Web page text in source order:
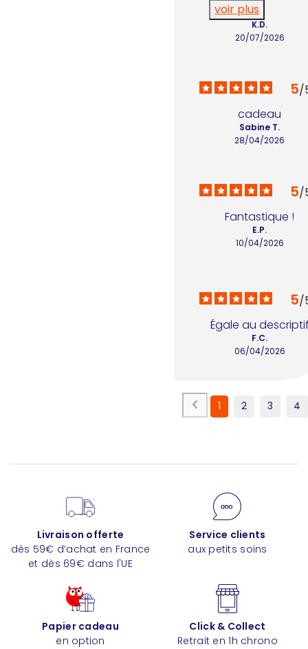
voir plus
20/07/2026
K.D.
5/
cadeau
28/04/2026
Sabine T.
5/
Fantastique !
10/04/2026
E.P.
5/
Égale au
06/04/2026
F.C.
1 2 3 4
Livraison offerte
dès 59€ d’achat en France
et dès 69€ dans l'UE
Service clients
aux petits soins
Papier cadeau
en option
Click & Collect
Retrait en 1h chrono